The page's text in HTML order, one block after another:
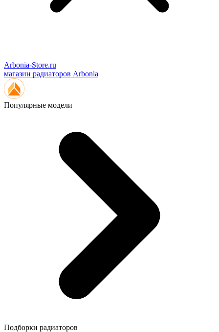
Arbonia-Store.ru
магазин радиаторов Arbonia
Популярные модели
Подборки радиаторов